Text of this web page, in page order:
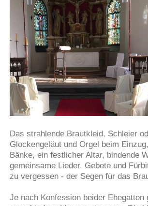
Das strahlende Brautkleid, Schleier
Glockengeläut und Orgel beim
Bänke, ein festlicher Altar, bindende
gemeinsame Lieder, Gebete und
zu vergessen - der Segen für das
Je nach Konfession beider Ehegatten